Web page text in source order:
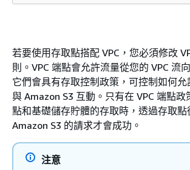
若要使用存取點搭配 VPC，您必須修改
則。VPC 端點會允許流量從您的 VPC 流
它們會具有存取控制政策，可控制如何允
與 Amazon S3 互動。只有在 VPC 端點
點和基礎儲存貯體的存取時，透過存取點
Amazon S3 的請求才會成功。
注意